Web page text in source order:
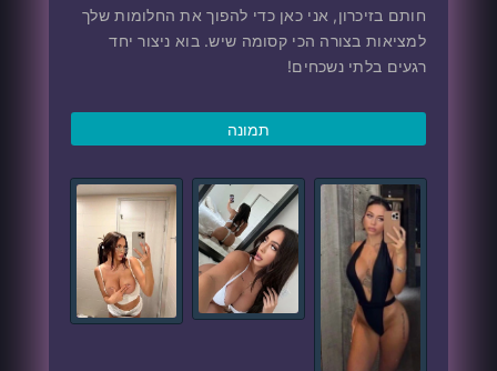
חותם בזיכרון, אני כאן כדי להפוך את החלומות שלך
למציאות בצורה הכי קסומה שיש. בוא ניצור יחד
רגעים בלתי נשכחים!
תמונה